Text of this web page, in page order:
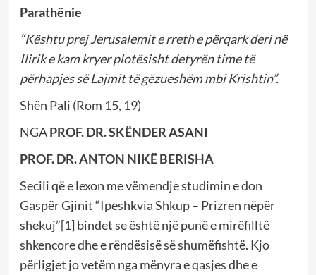
Parathënie
“Kështu prej Jerusalemit e rreth e përqark deri në
Ilirik e kam kryer plotësisht detyrën time të
përhapjes së Lajmit të gëzueshëm mbi Krishtin”.
Shën Pali (Rom 15, 19)
NGAPROF. DR. SKËNDER ASANI
PROF. DR. ANTON NIKË BERISHA
Secili që e lexon me vëmendje studimin e don
Gaspër Gjinit “Ipeshkvia Shkup – Prizren nëpër
shekuj”[1]bindet se është një punë e mirëfilltë
shkencore dhe e rëndësisë së shumëfishtë. Kjo
përligjet jo vetëm nga mënyra e qasjes dhe e